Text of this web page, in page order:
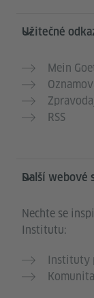
Užitečné
Mein
RSS
Další webové
Nechte se
Institutu:
Instituty